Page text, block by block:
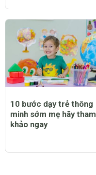
10 bước dạy trẻ thông
minh sớm mẹ hãy tham
khảo ngay